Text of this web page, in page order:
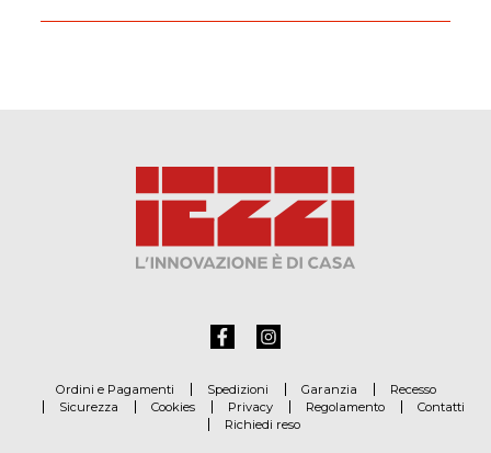
Ordini e Pagamenti Spedizioni Garanzia
Recesso
Sicurezza
Cookies Privacy Regolamento
Contatti
Richiedi reso